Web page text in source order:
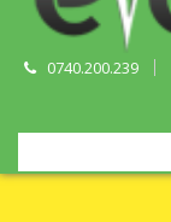
0740.200.239